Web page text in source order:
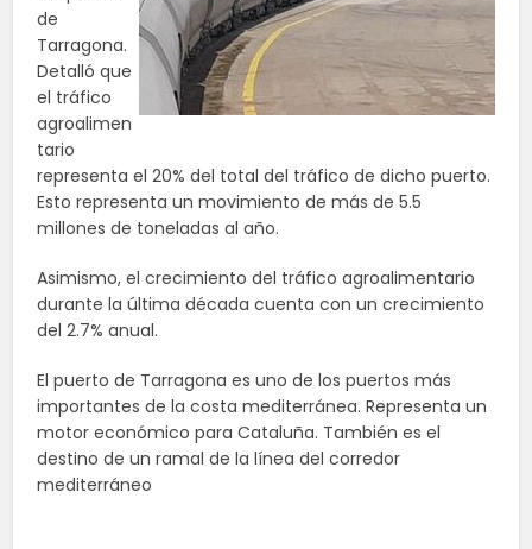
de
Tarragona.
Detalló que
el tráfico
agroalimen
tario
representa el 20% del total del tráfico de dicho puerto.
Esto representa un movimiento de más de 5.5
millones de toneladas al año.
Asimismo, el crecimiento del tráfico agroalimentario
durante la última década cuenta con un crecimiento
del 2.7% anual.
El puerto de Tarragona es uno de los puertos más
importantes de la costa mediterránea. Representa un
motor económico para Cataluña. También es el
destino de un ramal de la línea del corredor
mediterráneo